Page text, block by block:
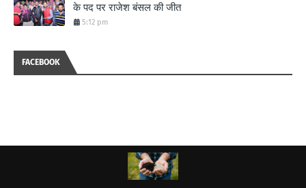
के पद पर राजेश बंसल की जीत
5:12 pm
FACEBOOK